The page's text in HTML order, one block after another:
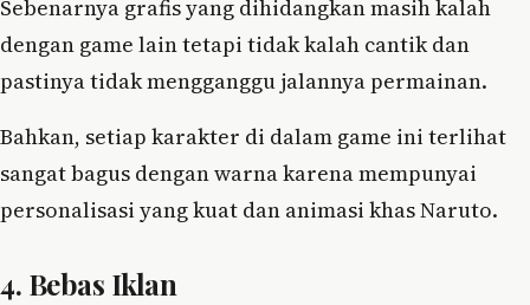
Sebenarnya grafis yang dihidangkan masih kalah
dengan game lain tetapi tidak kalah cantik dan
pastinya tidak mengganggu jalannya permainan.
Bahkan, setiap karakter di dalam game ini terlihat
sangat bagus dengan warna karena mempunyai
personalisasi yang kuat dan animasi khas Naruto.
4. Bebas Iklan